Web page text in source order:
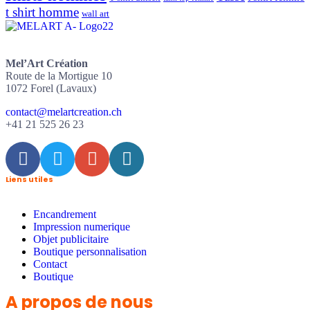
t shirt homme wall art
Mel’Art Création
Route de la Mortigue 10
1072 Forel (Lavaux)
contact@melartcreation.ch
+41 21 525 26 23
Liens utiles
Encandrement
Impression numerique
Objet publicitaire
Boutique personnalisation
Contact
Boutique
A propos de nous